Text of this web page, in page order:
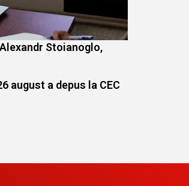
Stoianoglo,
august a depus la CEC